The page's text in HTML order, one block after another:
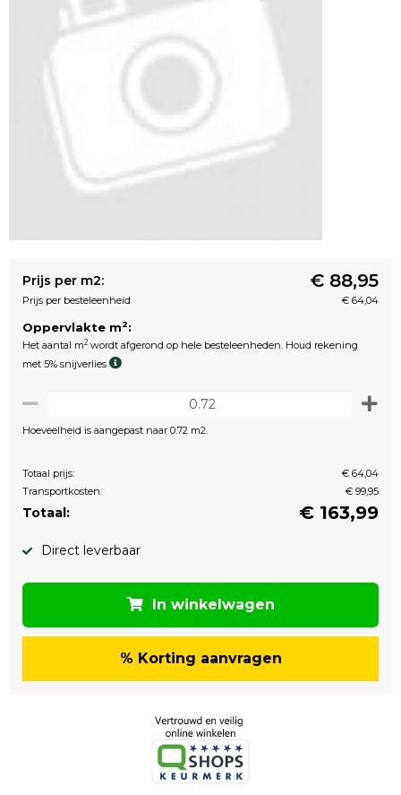
Prijs per m2: € 88,95
Prijs per besteleenheid € 64,04
Oppervlakte m2:
Het aantal m2 wordt afgerond op hele besteleenheden. Houd rekening
met 5% snijverlies
Hoeveelheid is aangepast naar 0.72 m2.
Totaal prijs:
€ 64,04
Transportkosten:
€ 99,95
Totaal: € 163,99
Direct leverbaar
In winkelwagen
% Korting aanvragen